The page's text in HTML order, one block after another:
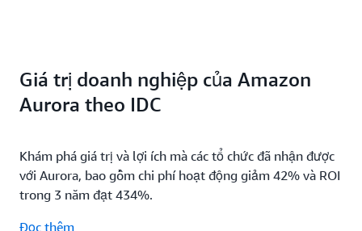
Giá trị doanh nghiệp của Amazon
Aurora theo IDC
Khám phá giá trị và lợi ích mà các tổ chức đã nhận được
với Aurora, bao gồm chi phí hoạt động giảm 42% và ROI
trong 3 năm đạt 434%.
Đọc thêm